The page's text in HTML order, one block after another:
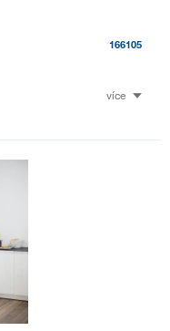
166105
více